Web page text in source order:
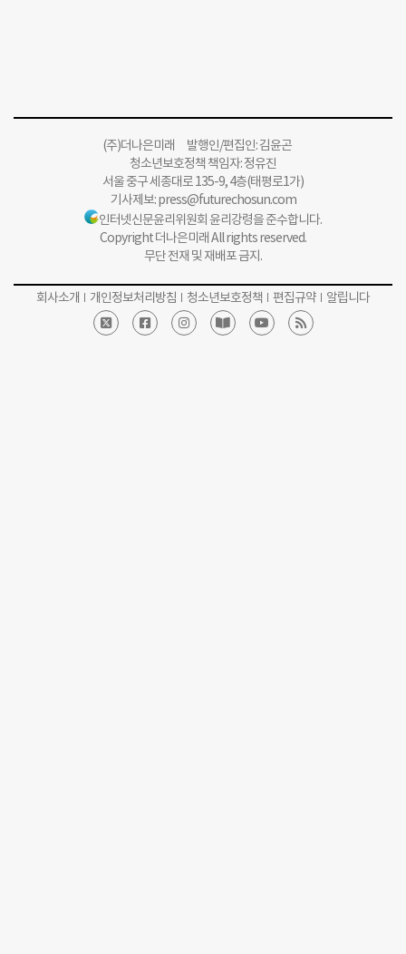
(주)더나은미래 발행인/편집인: 김윤곤
청소년보호정책 책임자: 정유진
서울 중구 세종대로 135-9, 4층(태평로1가)
기사제보:press@futurechosun.com
인터넷신문윤리위원회 윤리강령을 준수합니다.
Copyright 더나은미래 All rights reserved.
무단 전재 및 재배포 금지.
회사소개 개인정보처리방침 청소년보호정책 편집규약 알립니다